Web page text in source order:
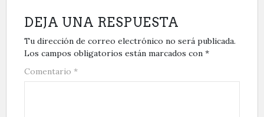
DEJA UNA RESPUESTA
Tu dirección de correo electrónico no será publicada.
Los campos obligatorios están marcados con *
Comentario *